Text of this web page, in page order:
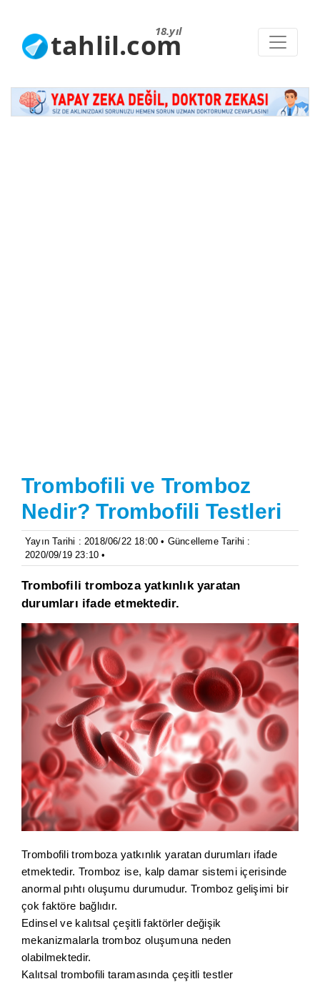
18.yıl
tahlil.com
Trombofili ve Tromboz
Nedir? Trombofili Testleri
Yayın Tarihi : 2018/06/22 18:00 • Güncelleme Tarihi :
2020/09/19 23:10 •
Trombofili tromboza yatkınlık yaratan
durumları ifade etmektedir.
Trombofili tromboza yatkınlık yaratan durumları ifade
etmektedir. Tromboz ise, kalp damar sistemi içerisinde
anormal pıhtı oluşumu durumudur. Tromboz gelişimi bir
çok faktöre bağlıdır.
Edinsel ve kalıtsal çeşitli faktörler değişik
mekanizmalarla tromboz oluşumuna neden
olabilmektedir.
Kalıtsal trombofili taramasında çeşitli testler